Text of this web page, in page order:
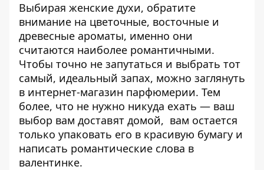
Выбирая женские духи, обратите
внимание на цветочные, восточные и
древесные ароматы, именно они
считаются наиболее романтичными.
Чтобы точно не запутаться и выбрать тот
самый, идеальный запах, можно заглянуть
в интернет-магазин парфюмерии. Тем
более, что не нужно никуда ехать — ваш
выбор вам доставят домой, вам остается
только упаковать его в красивую бумагу и
написать романтические слова в
валентинке.